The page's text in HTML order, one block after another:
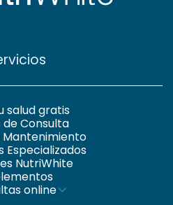
salud gratis
de Consulta
Mantenimiento
Especializados
NutriWhite
online